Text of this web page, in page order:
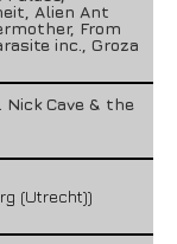
Alien Ant
From
inc., Groza
Cave & the
(Utrecht))